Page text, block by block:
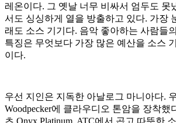
레온이다. 그 옛날 너무 비싸서 엄두도 못
서도 싱싱하게 열을 방출하고 있다. 가장
래도 소스 기기다. 음악 좋아하는 사람들
특징은 무엇보다 가장 많은 예산을 소스
이다.
우선 지인은 지독한 아날로그 마니아다.
Woodpecker에 클라우디오 톤암을 장착했
츠 Onyx Platinum. ATC에서 곱고 따뜻한